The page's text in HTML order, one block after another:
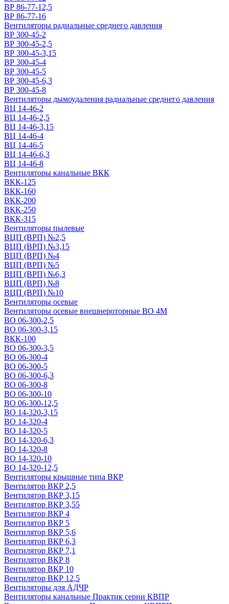
ВР 86-77-12,5
ВР 86-77-16
Вентиляторы радиальные среднего давления
ВР 300-45-2
ВР 300-45-2,5
ВР 300-45-3,15
ВР 300-45-4
ВР 300-45-5
ВР 300-45-6,3
ВР 300-45-8
Вентиляторы дымоудаления радиальные среднего давления
ВЦ 14-46-2
ВЦ 14-46-2,5
ВЦ 14-46-3,15
ВЦ 14-46-4
ВЦ 14-46-5
ВЦ 14-46-6,3
ВЦ 14-46-8
Вентиляторы канальные ВКК
ВКК-125
ВКК-160
ВКК-200
ВКК-250
ВКК-315
Вентиляторы пылевые
ВЦП (ВРП) №2,5
ВЦП (ВРП) №3,15
ВЦП (ВРП) №4
ВЦП (ВРП) №5
ВЦП (ВРП) №6,3
ВЦП (ВРП) №8
ВЦП (ВРП) №10
Вентиляторы осевые
Вентиляторы осевые внешнероторные ВО 4М
ВО 06-300-2,5
ВО 06-300-3,15
ВКК-100
ВО 06-300-3,5
ВО 06-300-4
ВО 06-300-5
ВО 06-300-6,3
ВО 06-300-8
ВО 06-300-10
ВО 06-300-12,5
ВО 14-320-3,15
ВО 14-320-4
ВО 14-320-5
ВО 14-320-6,3
ВО 14-320-8
ВО 14-320-10
ВО 14-320-12,5
Вентиляторы крышные типа ВКР
Вентилятор ВКР 2,5
Вентилятор ВКР 3,15
Вентилятор ВКР 3,55
Вентилятор ВКР 4
Вентилятор ВКР 5
Вентилятор ВКР 5,6
Вентилятор ВКР 6,3
Вентилятор ВКР 7,1
Вентилятор ВКР 8
Вентилятор ВКР 10
Вентилятор ВКР 12,5
Вентиляторы для АДЧР
Вентиляторы канальные Практик серии КВПР